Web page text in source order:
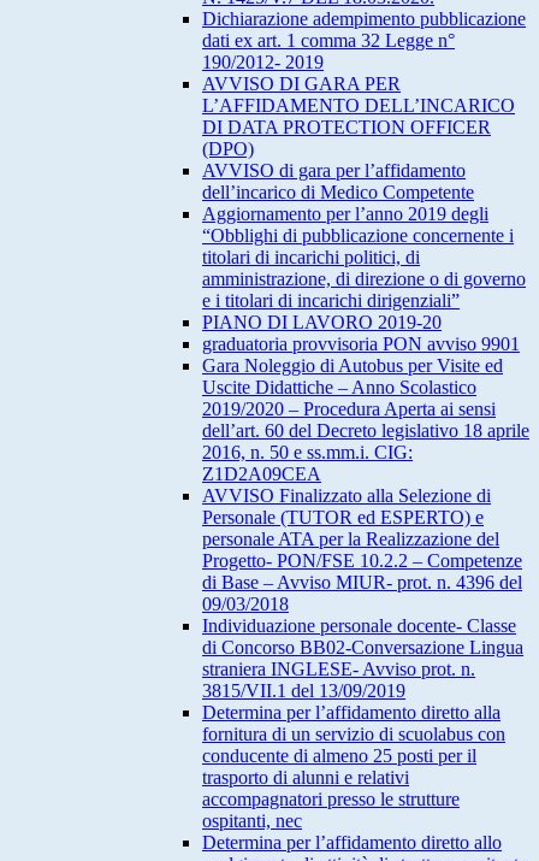
Dichiarazione adempimento pubblicazione
dati ex art. 1 comma 32 Legge n°
190/2012- 2019
AVVISO DI GARA PER
L’AFFIDAMENTO DELL’INCARICO
DI DATA PROTECTION OFFICER
(DPO)
AVVISO di gara per l’affidamento
dell’incarico di Medico Competente
Aggiornamento per l’anno 2019 degli
“Obblighi di pubblicazione concernente i
titolari di incarichi politici, di
amministrazione, di direzione o di governo
e i titolari di incarichi dirigenziali”
PIANO DI LAVORO 2019-20
graduatoria provvisoria PON avviso 9901
Gara Noleggio di Autobus per Visite ed
Uscite Didattiche – Anno Scolastico
2019/2020 – Procedura Aperta ai sensi
dell’art. 60 del Decreto legislativo 18 aprile
2016, n. 50 e ss.mm.i. CIG:
Z1D2A09CEA
AVVISO Finalizzato alla Selezione di
Personale (TUTOR ed ESPERTO) e
personale ATA per la Realizzazione del
Progetto- PON/FSE 10.2.2 – Competenze
di Base – Avviso MIUR- prot. n. 4396 del
09/03/2018
Individuazione personale docente- Classe
di Concorso BB02-Conversazione Lingua
straniera INGLESE- Avviso prot. n.
3815/VII.1 del 13/09/2019
Determina per l’affidamento diretto alla
fornitura di un servizio di scuolabus con
conducente di almeno 25 posti per il
trasporto di alunni e relativi
accompagnatori presso le strutture
ospitanti, nec
Determina per l’affidamento diretto allo